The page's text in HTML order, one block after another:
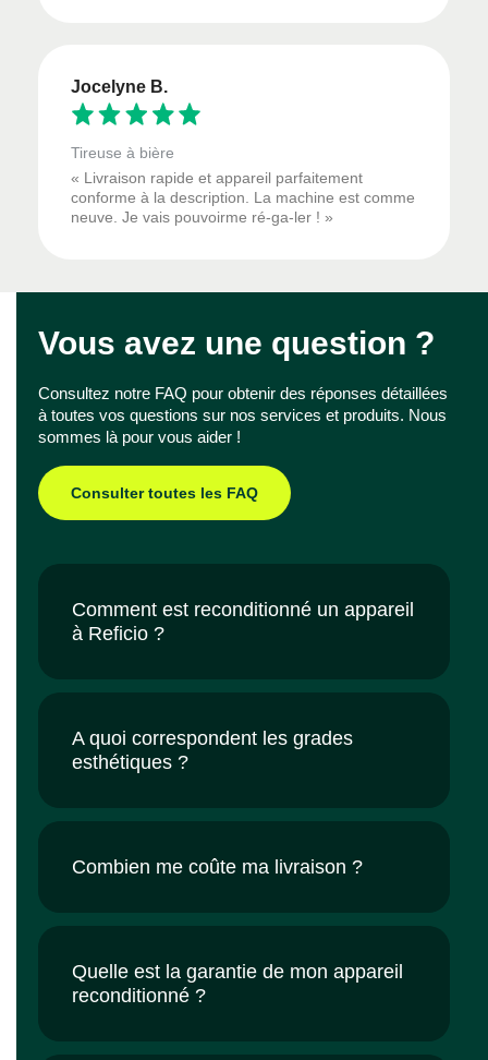
Jocelyne B.
Tireuse à bière
« Livraison rapide et appareil parfaitement
conforme à la description. La machine est comme
neuve. Je vais pouvoirme ré-ga-ler ! »
Vous avez une question ?
Consultez notre FAQ pour obtenir des réponses détaillées
à toutes vos questions sur nos services et produits. Nous
sommes là pour vous aider !
Consulter toutes les FAQ
Comment est reconditionné un appareil
à Reficio ?
A quoi correspondent les grades
esthétiques ?
Combien me coûte ma livraison ?
Quelle est la garantie de mon appareil
reconditionné ?